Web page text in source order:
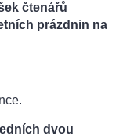
čtenářů
prázdnin na
dvou